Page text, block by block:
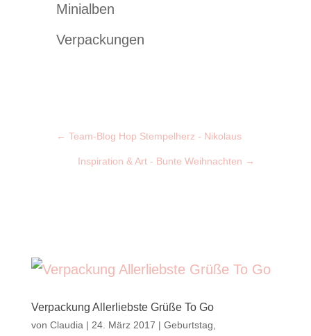
Minialben
Verpackungen
← Team-Blog Hop Stempelherz - Nikolaus
Inspiration & Art - Bunte Weihnachten →
Verpackung Allerliebste Grüße To Go
von Claudia | 24. März 2017 | Geburtstag